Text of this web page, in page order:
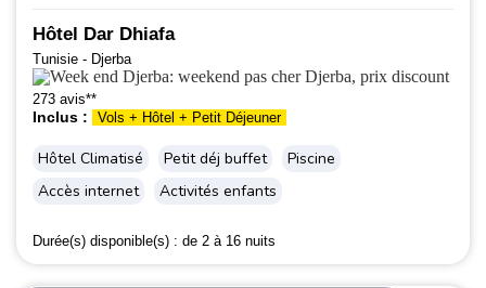
Hôtel Dar Dhiafa
Tunisie - Djerba
273 avis**
Inclus : Vols + Hôtel + Petit Déjeuner
Hôtel Climatisé Petit déj buffet
Piscine
Accès internet
Activités enfants
Durée(s) disponible(s) : de 2 à 16 nuits